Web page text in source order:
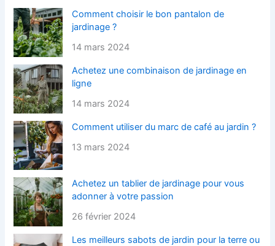
Comment choisir le bon pantalon de
jardinage ?
14 mars 2024
Achetez une combinaison de jardinage en
ligne
14 mars 2024
Comment utiliser du marc de café au jardin ?
13 mars 2024
Achetez un tablier de jardinage pour vous
adonner à votre passion
26 février 2024
Les meilleurs sabots de jardin pour la terre ou